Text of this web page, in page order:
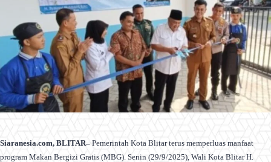
Siaranesia.com, BLITAR– Pemerintah Kota Blitar terus memperluas manfaat
program Makan Bergizi Gratis (MBG). Senin (29/9/2025), Wali Kota Blitar H.